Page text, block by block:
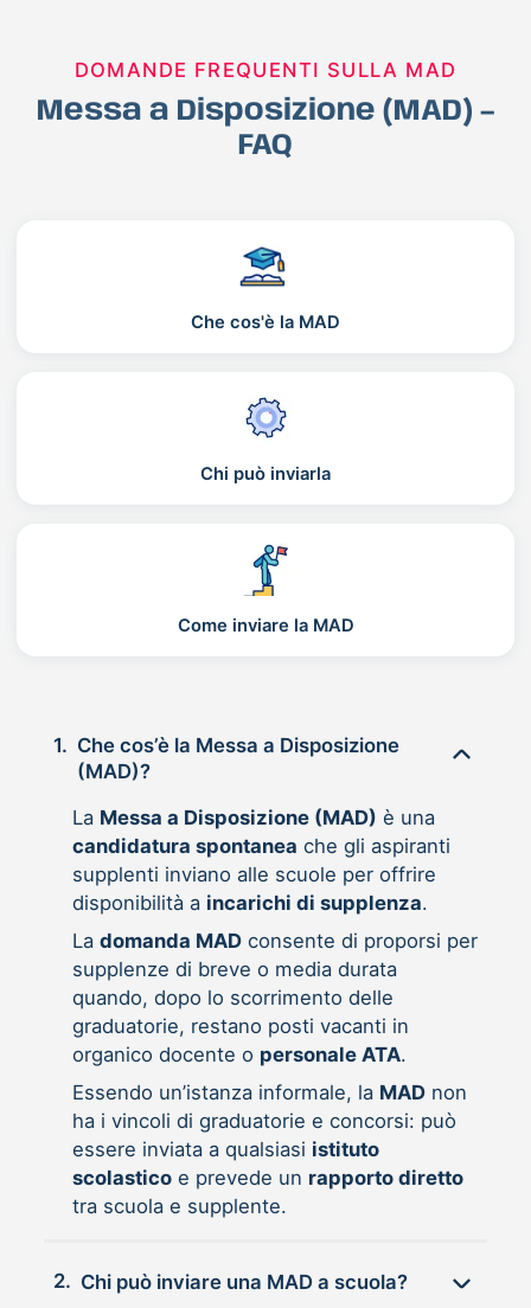
DOMANDE FREQUENTI SULLA MAD
Messa a Disposizione (MAD) –
FAQ
Che cos'è la MAD
Chi può inviarla
Come inviare la MAD
1. Che cos’è la Messa a Disposizione
(MAD)?
La Messa a Disposizione (MAD) è una
candidatura spontanea che gli aspiranti
supplenti inviano alle scuole per offrire
disponibilità a incarichi di supplenza.
La domanda MADconsente di proporsi per
supplenze di breve o media durata
quando, dopo lo scorrimento delle
graduatorie, restano posti vacanti in
organico docente o personale ATA.
Essendo un’istanza informale, la MADnon
ha i vincoli di graduatorie e concorsi: può
essere inviata a qualsiasi istituto
scolasticoe prevede un rapporto diretto
tra scuola e supplente.
2. Chi può inviare una MAD a scuola?